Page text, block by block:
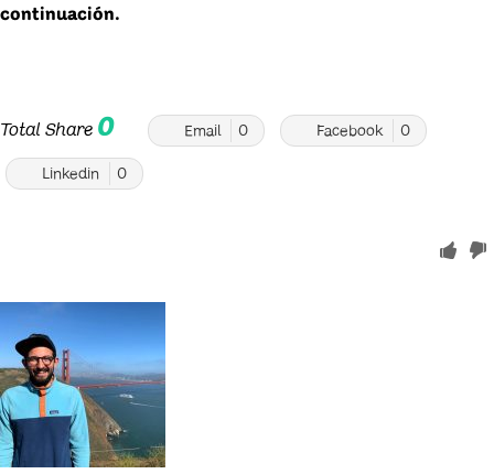
continuación.
Total Share 0 Email 0 Facebook 0
Linkedin 0